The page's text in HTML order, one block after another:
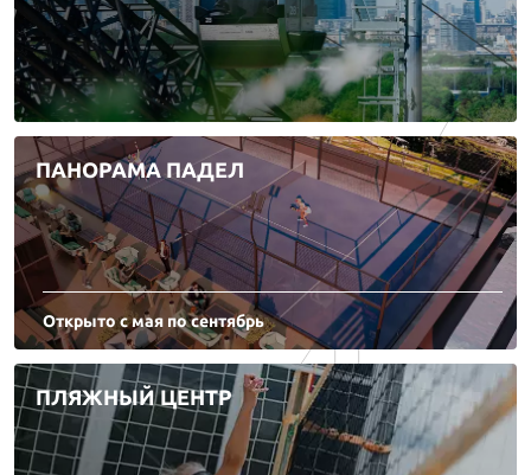
ПАНОРАМА ПАДЕЛ
Открыто с мая по сентябрь
ПЛЯЖНЫЙ ЦЕНТР